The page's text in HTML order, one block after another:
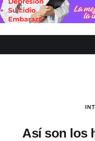
Así son los